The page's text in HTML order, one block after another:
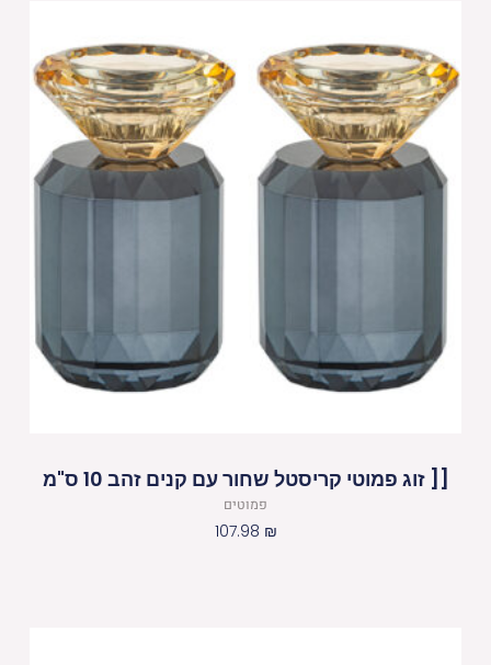
[[ זוג פמוטי קריסטל שחור עם קנים זהב 10 ס"מ
פמוטים
107.98 ₪